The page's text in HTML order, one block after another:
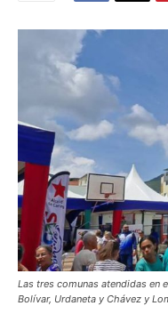
Las tres comunas atendidas en
Bolívar, Urdaneta y Chávez y